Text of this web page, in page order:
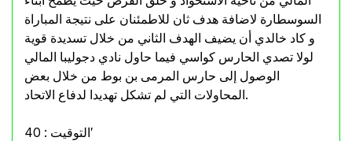
السوسطارة لاضافة هدف ثان للاطمئنان على نتيجة المباراة
و كاد خالدي أن يضيف الهدف الثاني من خلال تسديدة قوية
لولا تصدي الحارس كواسي فيما حاول نادي دجوليبا المالي
الوصول إلى حارس المرمى بن بوط من خلال بعض
المحاولات التي لم تشكل تهديدا لدفاع الاتحاد.
التوقيت : 40′